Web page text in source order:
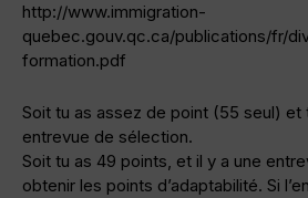
http://www.immigration-
quebec.gouv.qc.ca/publications/fr/
formation.pdf
Soit tu as assez de point (55 seul) et
entrevue de sélection.
Soit tu as 49 points, et il y a une
obtenir les points d’adaptabilité. Si